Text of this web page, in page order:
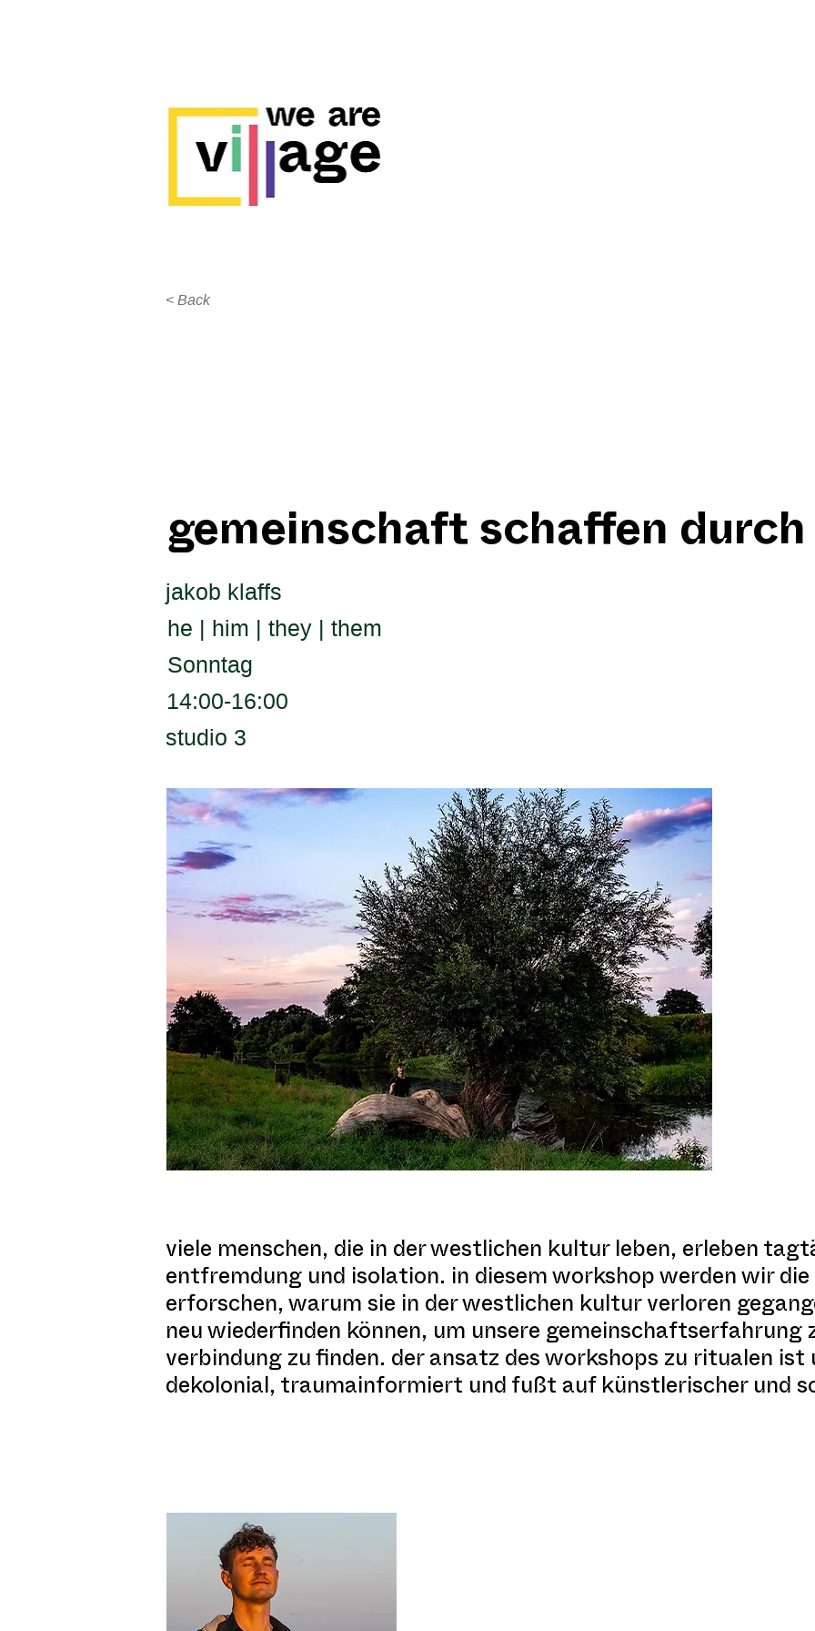
< Back
gemeinschaft schaffen
jakob klaffs
he | him | they | them
Sonntag
14:00-16:00
studio 3
viele menschen, die in der westlichen kultur leben, erleben
entfremdung und isolation. in diesem workshop werden wir die
erforschen, warum sie in der westlichen kultur verloren
neu wiederfinden können, um unsere gemeinschaftserfahrung
verbindung zu finden. der ansatz des workshops zu ritualen ist
dekolonial, traumainformiert und fußt auf künstlerischer und